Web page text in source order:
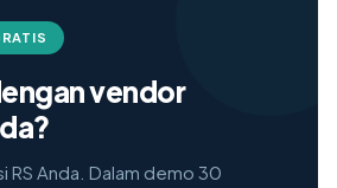
vendor
RS Anda. Dalam demo 30